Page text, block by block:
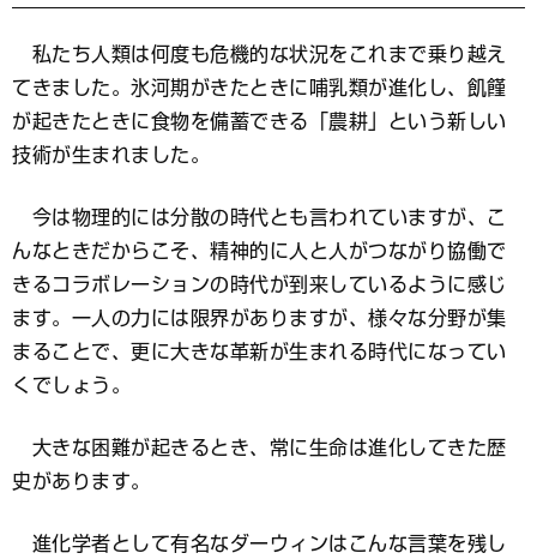
私たち人類は何度も危機的な状況をこれまで乗り越え
てきました。氷河期がきたときに哺乳類が進化し、飢饉
が起きたときに食物を備蓄できる「農耕」という新しい
技術が生まれました。
今は物理的には分散の時代とも言われていますが、こ
んなときだからこそ、精神的に人と人がつながり協働で
きるコラボレーションの時代が到来しているように感じ
ます。一人の力には限界がありますが、様々な分野が集
まることで、更に大きな革新が生まれる時代になってい
くでしょう。
大きな困難が起きるとき、常に生命は進化してきた歴
史があります。
進化学者として有名なダーウィンはこんな言葉を残し